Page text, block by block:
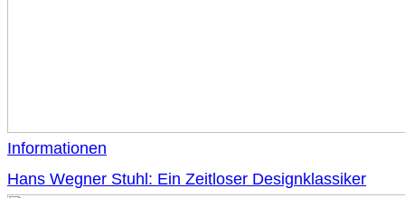
Informationen
Hans Wegner Stuhl: Ein Zeitloser Designklassiker